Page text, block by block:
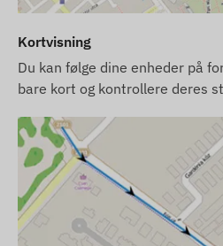
Stillehavsområdet
2G: Globalt
Købsmuligheder
Hvis du kun køber
softwareabonnement),
fabriksindstillinger. Du
kortet, dets indstillinger
(tankning, årlig
Hvis du køber et
Kortvisning
Du kan følge dine enheder på
bare kort og kontrollere deres